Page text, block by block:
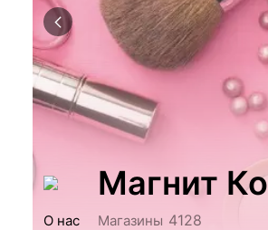
Магнит
О нас Магазины 4128